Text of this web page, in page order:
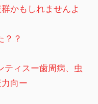
かもしれませんよ
？？
ティスー歯周病、虫
向ー